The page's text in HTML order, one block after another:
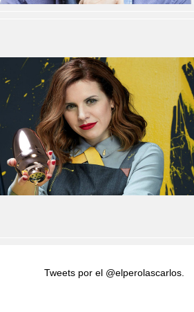
Tweets por el @elperolascarlos.